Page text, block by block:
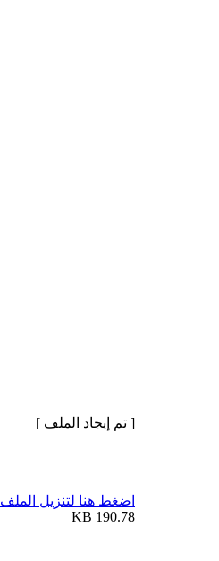
[ تم إيجاد الملف ]
اضغط هنا لتنزيل الملف
190.78 KB